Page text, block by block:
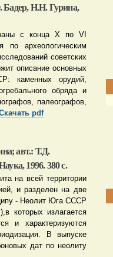
Н.Н. Гурина,
с конца X по VI
по археологическим
советских
описание основных
каменных орудий,
обряда и
палеографов,
pdf
авт.: Т.Д.
1996. 380 с.
на всей территории
и разделен на две
- Неолит Юга СССР
которых излагается
и характеризуются
В выпуске
дат по неолиту